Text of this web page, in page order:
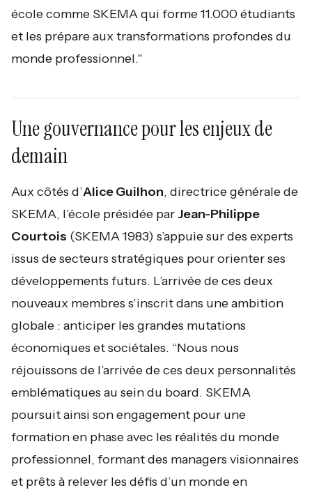
école comme SKEMA qui forme 11.000 étudiants
et les prépare aux transformations profondes du
monde professionnel."
Une gouvernance pour les enjeux de
demain
Aux côtés d’Alice Guilhon, directrice générale de
SKEMA, l’école présidée par Jean-Philippe
Courtois (SKEMA 1983) s’appuie sur des experts
issus de secteurs stratégiques pour orienter ses
développements futurs. L’arrivée de ces deux
nouveaux membres s’inscrit dans une ambition
globale : anticiper les grandes mutations
économiques et sociétales. “Nous nous
réjouissons de l’arrivée de ces deux personnalités
emblématiques au sein du board. SKEMA
poursuit ainsi son engagement pour une
formation en phase avec les réalités du monde
professionnel, formant des managers visionnaires
et prêts à relever les défis d’un monde en